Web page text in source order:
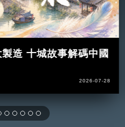
造 十城故事解碼中國
2026-07-28